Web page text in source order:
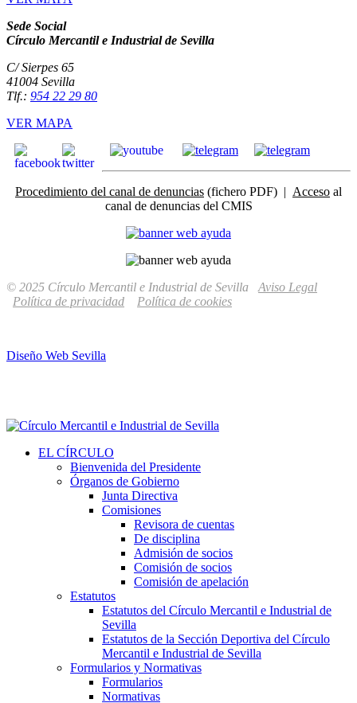
Sede Social
Círculo Mercantil e Industrial de Sevilla
C/ Sierpes 65
41004 Sevilla
Tlf.: 954 22 29 80
VER MAPA
Procedimiento del canal de denuncias (fichero PDF) | Acceso al
canal de denuncias del CMIS
© 2025 Círculo Mercantil e Industrial de Sevilla Aviso Legal
Política de privacidad
Política de cookies
Diseño Web Sevilla
EL CÍRCULO
Bienvenida del Presidente
Órganos de Gobierno
Junta Directiva
Comisiones
Revisora de cuentas
De disciplina
Admisión de socios
Comisión de socios
Comisión de apelación
Estatutos
Estatutos del Círculo Mercantil e Industrial de
Sevilla
Estatutos de la Sección Deportiva del Círculo
Mercantil e Industrial de Sevilla
Formularios y Normativas
Formularios
Normativas